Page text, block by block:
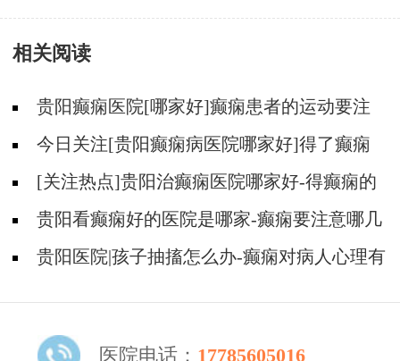
相关阅读
贵阳癫痫医院[哪家好]癫痫患者的运动要注
意什么？
今日关注[贵阳癫痫病医院哪家好]得了癫痫
怎么才能不焦虑压抑？
[关注热点]贵阳治癫痫医院哪家好-得癫痫的
人能喝酒吗？
贵阳看癫痫好的医院是哪家-癫痫要注意哪几
个方面的护理？
贵阳医院|孩子抽搐怎么办-癫痫对病人心理有
医院电话： 17785605016